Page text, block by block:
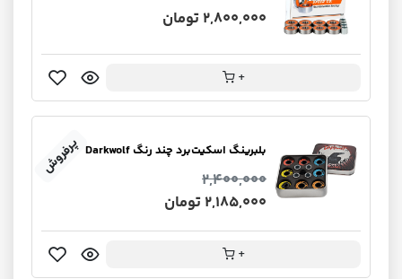
2,800,000 تومان
+
بلبرینگ اسکیت‌برد چند رنگ Darkwolf
2,400,000
2,185,000 تومان
+
پرفروش